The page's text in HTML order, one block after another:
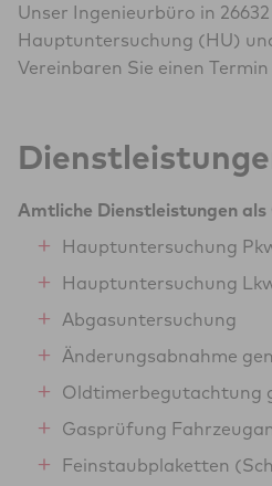
Unser Ingenieurbüro in
Hauptuntersuchung (HU)
Vereinbaren Sie einen
Amtliche Dienstleistungen
Hauptuntersuchung
Hauptuntersuchung
Abgasuntersuchung
Änderungsabnahme
Oldtimerbegutachtung
Gasprüfung
Feinstaubplaketten